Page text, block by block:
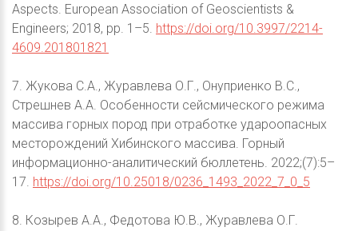
Aspects. European Association of Geoscientists &
Engineers; 2018, pp. 1–5. https://doi.org/10.3997/2214-
4609.201801821
7. Жукова С.А., Журавлева О.Г., Онуприенко В.С.,
Стрешнев А.А. Особенности сейсмического режима
массива горных пород при отработке удароопасных
месторождений Хибинского массива. Горный
информационно-аналитический бюллетень. 2022;(7):5–
17. https://doi.org/10.25018/0236_1493_2022_7_0_5
8. Козырев А.А., Федотова Ю.В., Журавлева О.Г.